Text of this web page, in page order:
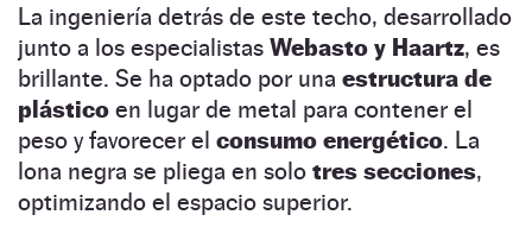
La ingeniería detrás de este techo, desarrollado
junto a los especialistas Webasto y Haartz, es
brillante. Se ha optado por una estructura de
plástico en lugar de metal para contener el
peso y favorecer el consumo energético. La
lona negra se pliega en solo tres secciones,
optimizando el espacio superior.